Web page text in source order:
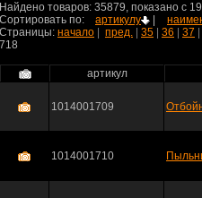
Найдено товаров: 35879, показано c
Сортировать по: артикулу
Страницы: начало пред. 35 36 37
718
артикул
1014001709
1014001710